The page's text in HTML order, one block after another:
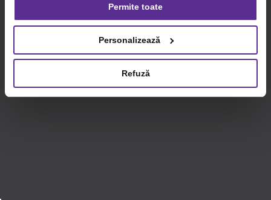
setările dvs. de cookie-uri.
privind utilizarea modulelor cookie.Detalii
Permite toate
Personalizează
Refuză